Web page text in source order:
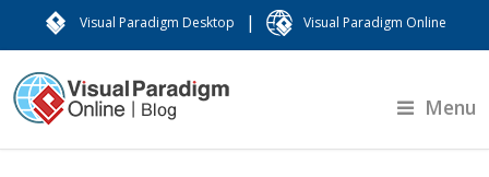
Visual Paradigm Desktop | Visual Paradigm Online
Menu